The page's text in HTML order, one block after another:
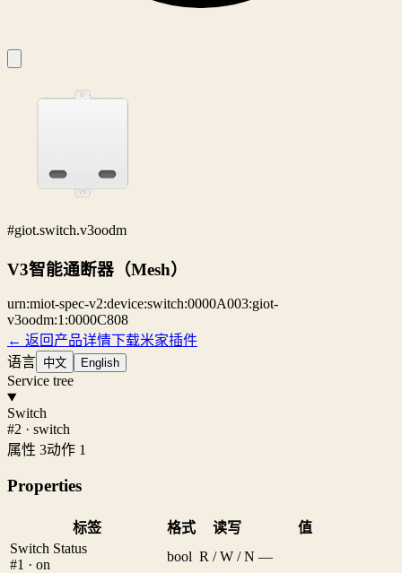
#giot.switch.v3oodm
V3智能通断器（Mesh）
urn:miot-spec-v2:device:switch:0000A003:giot-
v3oodm:1:0000C808
← 返回产品详情下载米家插件
语言 中文 English
Service tree
Switch
#2 · switch
属性 3动作 1
Properties
标签 格式 读写
值
Switch Status
#1 · on
bool R / W / N —